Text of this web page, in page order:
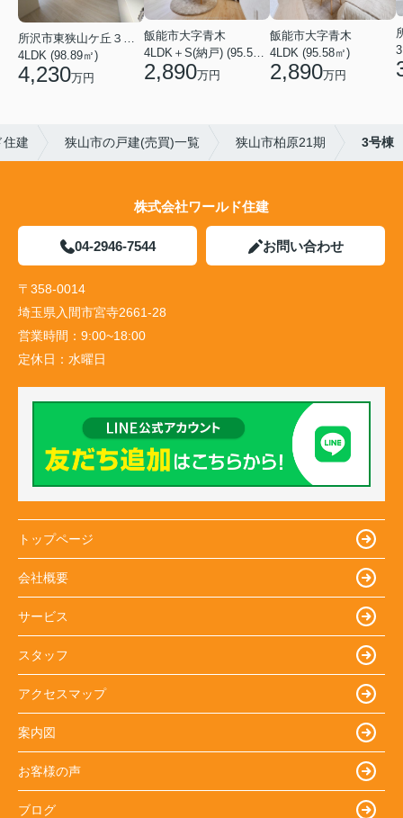
所沢市東狭山ケ丘３丁目
4LDK (98.89㎡)
4,230万円
飯能市大字青木
2,890万円
飯能市大字青木
4LDK (95.58㎡)
2,890万円
住建 狭山市の戸建(売買)一覧 狭山市柏原21期 3号棟
株式会社ワールド住建
04-2946-7544 お問い合わせ
〒358-0014
埼玉県入間市宮寺2661-28
営業時間： 9:00~18:00
定休日： 水曜日
トップページ
会社概要
サービス
スタッフ
アクセスマップ
案内図
お客様の声
ブログ